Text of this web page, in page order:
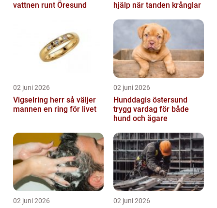
vattnen runt Öresund
hjälp när tanden krånglar
02 juni 2026
Vigselring herr så väljer
mannen en ring för livet
02 juni 2026
Hunddagis östersund
trygg vardag för både
hund och ägare
02 juni 2026 02 juni 2026